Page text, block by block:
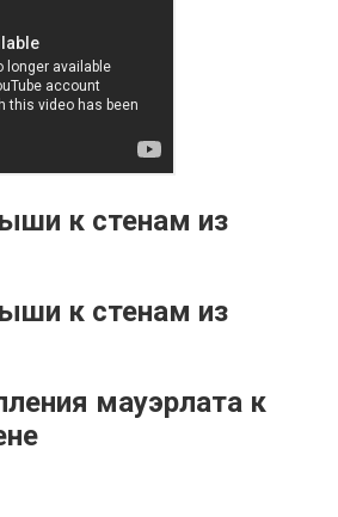
к стенам из
к стенам из
мауэрлата к